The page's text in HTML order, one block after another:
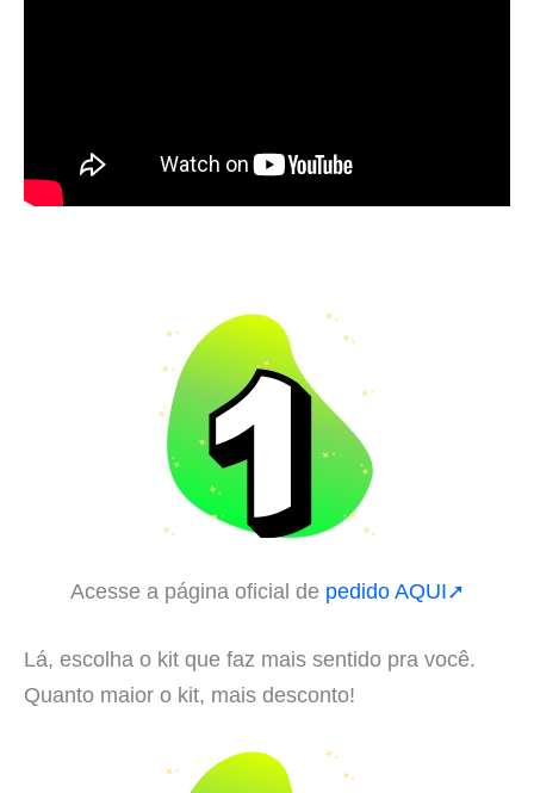
Acesse a página oficial de pedido AQUI➚
Lá, escolha o kit que faz mais sentido pra você.
Quanto maior o kit, mais desconto!